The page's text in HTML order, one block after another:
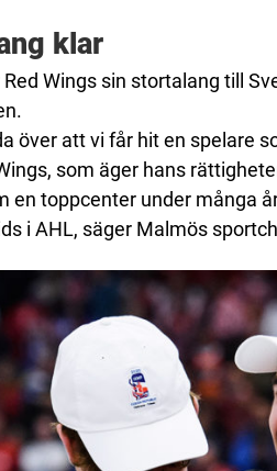
klar
Wings sin stortalang till
över att vi får hit en spelare
som äger hans
en toppcenter under många
i AHL, säger Malmös